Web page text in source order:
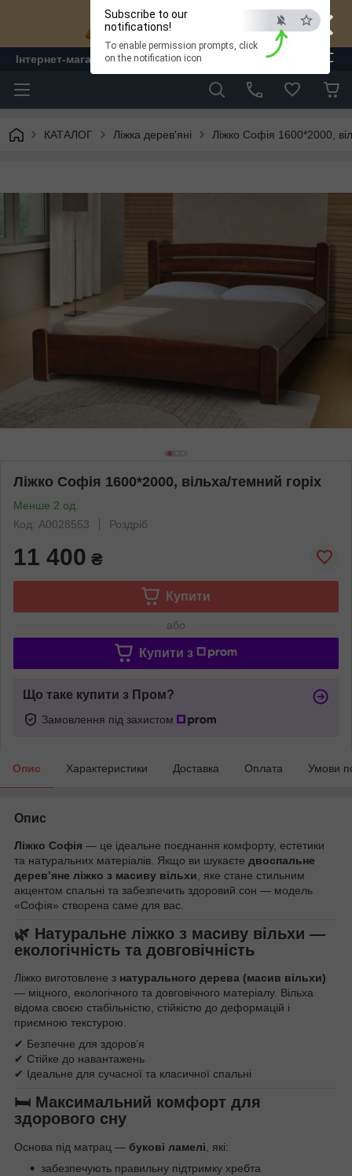
×
ESC
Subscribe to our
notifications!
To enable permission prompts, click
on the notification icon
Інтернет-магазин "ЛАМ" - меблі
КАТАЛОГ Ліжка дерев'яні Ліжко Софія 1600*2000,
Ліжко Софія 1600*2000, вільха/темний горіх
Менше 2 од.
Код: А0028553
Роздріб
11 400 ₴
Купити
або
Купити з
Що таке купити з Пром?
Замовлення під захистом
Опис Характеристики Доставка Оплата Умови
Опис
Ліжко Софія — це ідеальне поєднання комфорту, естетики
та натуральних матеріалів. Якщо ви шукаєте двоспальне
дерев’яне ліжко з масиву вільхи , яке стане стильним
акцентом спальні та забезпечить здоровий сон — модель
«Софія» створена саме для вас.
🌿 Натуральне ліжко з масиву вільхи —
екологічність та довговічність
Ліжко виготовлене з натурального дерева (масив вільхи)
— міцного, екологічного та довговічного матеріалу. Вільха
відома своєю стабільністю, стійкістю до деформацій і
приємною текстурою.
✔ Безпечне для здоров’я
✔ Стійке до навантажень
✔ Ідеальне для сучасної та класичної спальні
🛏 Максимальний комфорт для
здорового сну
Основа під матрац — букові ламелі , які:
забезпечують правильну підтримку хребта